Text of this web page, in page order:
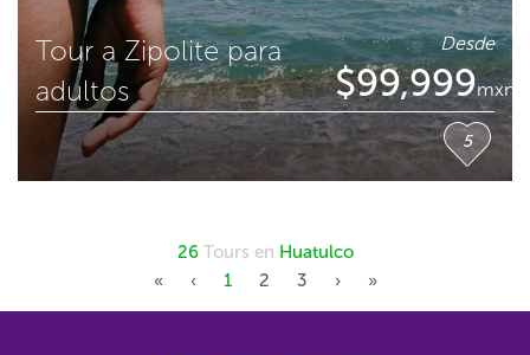
Tour a Zipolite para
adultos
Desde
$99,999mxn
5
26 Tours en Huatulco
«First
‹Previous
1 2 3 ›Next
»Last